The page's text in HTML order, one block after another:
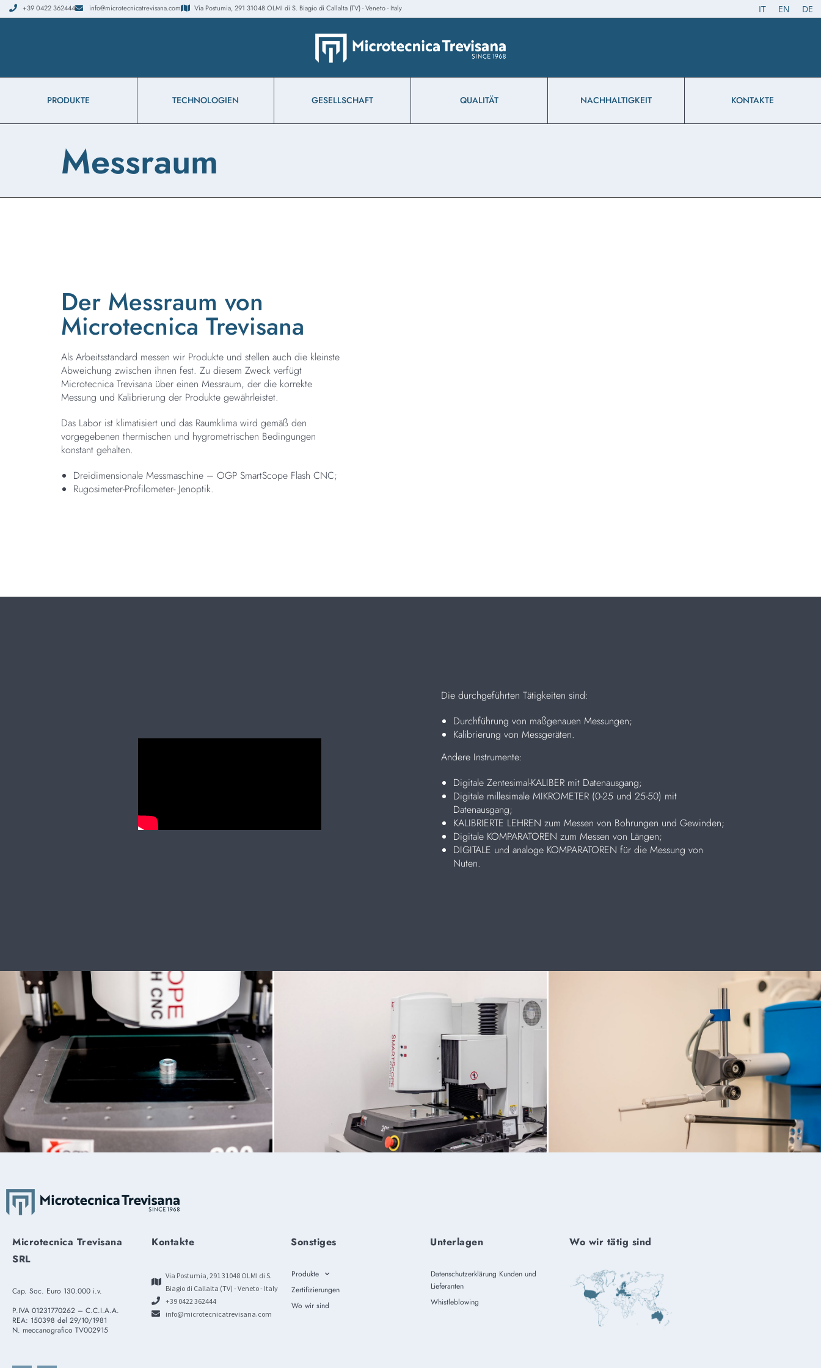
+39 0422 362444 info@microtecnicatrevisana.com Via Postumia, 291 31048 OLMI di S. Biagio di Callalta (TV) - Veneto - Italy IT EN DE
PRODUKTE TECHNOLOGIEN GESELLSCHAFT QUALITÄT NACHHALTIGKEIT KONTAKTE
Messraum
Der Messraum von
Microtecnica Trevisana
Als Arbeitsstandard messen wir Produkte und stellen auch die kleinste
Abweichung zwischen ihnen fest. Zu diesem Zweck verfügt
Microtecnica Trevisana über einen Messraum, der die korrekte
Messung und Kalibrierung der Produkte gewährleistet.
Das Labor ist klimatisiert und das Raumklima wird gemäß den
vorgegebenen thermischen und hygrometrischen Bedingungen
konstant gehalten.
Dreidimensionale Messmaschine – OGP SmartScope Flash CNC;
Rugosimeter-Profilometer- Jenoptik.
Die durchgeführten Tätigkeiten sind:
Durchführung von maßgenauen Messungen;
Kalibrierung von Messgeräten.
Andere Instrumente:
Digitale Zentesimal-KALIBER mit Datenausgang;
Digitale millesimale MIKROMETER (0-25 und 25-50) mit
Datenausgang;
KALIBRIERTE LEHREN zum Messen von Bohrungen und Gewinden;
Digitale KOMPARATOREN zum Messen von Längen;
DIGITALE und analoge KOMPARATOREN für die Messung von
Nuten.
Microtecnica Trevisana
SRL
Cap. Soc. Euro 130.000 i.v.
P.IVA 01231770262 – C.C.I.A.A.
REA: 150398 del 29/10/1981
N. meccanografico TV002915
Kontakte
Via Postumia, 291 31048 OLMI di S.
Biagio di Callalta (TV) - Veneto - Italy
+39 0422 362444
info@microtecnicatrevisana.com
Sonstiges
Produkte
Zertifizierungen
Wo wir sind
Unterlagen
Datenschutzerklärung Kunden und
Lieferanten
Whistleblowing
Wo wir tätig sind